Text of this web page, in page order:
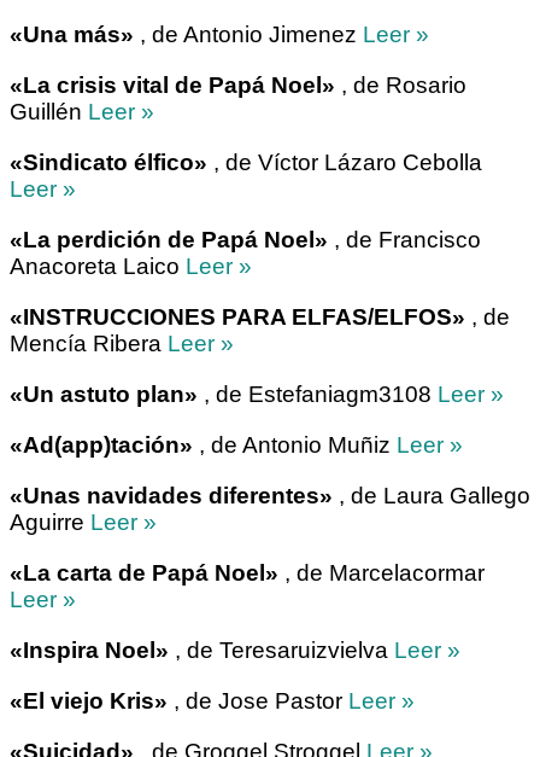
«Una más» , de Antonio Jimenez Leer »
«La crisis vital de Papá Noel» , de Rosario
Guillén Leer »
«Sindicato élfico» , de Víctor Lázaro Cebolla
Leer »
«La perdición de Papá Noel» , de Francisco
Anacoreta Laico Leer »
«INSTRUCCIONES PARA ELFAS/ELFOS» , de
Mencía Ribera Leer »
«Un astuto plan» , de Estefaniagm3108 Leer »
«Ad(app)tación» , de Antonio Muñiz Leer »
«Unas navidades diferentes» , de Laura Gallego
Aguirre Leer »
«La carta de Papá Noel» , de Marcelacormar
Leer »
«Inspira Noel» , de Teresaruizvielva Leer »
«El viejo Kris» , de Jose Pastor Leer »